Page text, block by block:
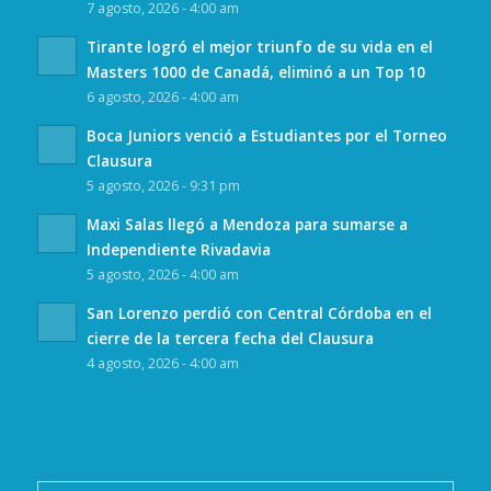
7 agosto, 2026 - 4:00 am
Tirante logró el mejor triunfo de su vida en el
Masters 1000 de Canadá, eliminó a un Top 10
6 agosto, 2026 - 4:00 am
Boca Juniors venció a Estudiantes por el Torneo
Clausura
5 agosto, 2026 - 9:31 pm
Maxi Salas llegó a Mendoza para sumarse a
Independiente Rivadavia
5 agosto, 2026 - 4:00 am
San Lorenzo perdió con Central Córdoba en el
cierre de la tercera fecha del Clausura
4 agosto, 2026 - 4:00 am